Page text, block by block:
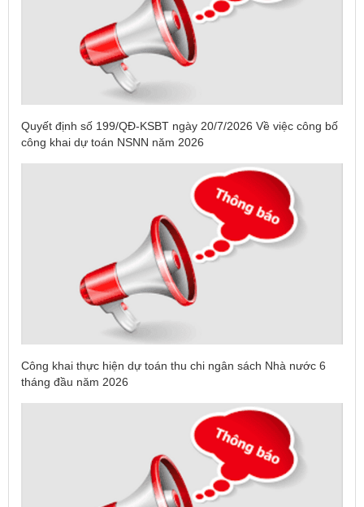
Quyết định số 199/QĐ-KSBT ngày 20/7/2026 Về việc công bố
công khai dự toán NSNN năm 2026
Công khai thực hiện dự toán thu chi ngân sách Nhà nước 6
tháng đầu năm 2026